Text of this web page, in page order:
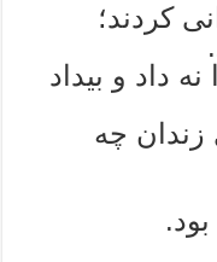
کردند؛
نه داد و بیداد
زندان چه